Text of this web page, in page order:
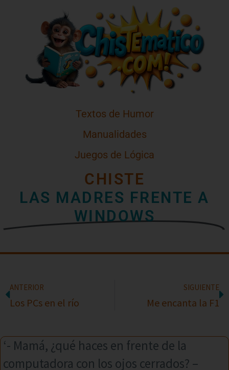
Textos de Humor
Manualidades
Juegos de Lógica
CHISTE
LAS MADRES FRENTE A
WINDOWS
ANTERIOR
Los PCs en el río
SIGUIENTE
Me encanta la F1
‘- Mamá, ¿qué haces en frente de la
computadora con los ojos cerrados? –